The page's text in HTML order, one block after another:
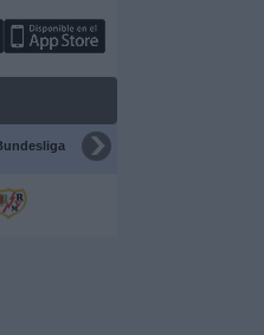
Supercopa de España